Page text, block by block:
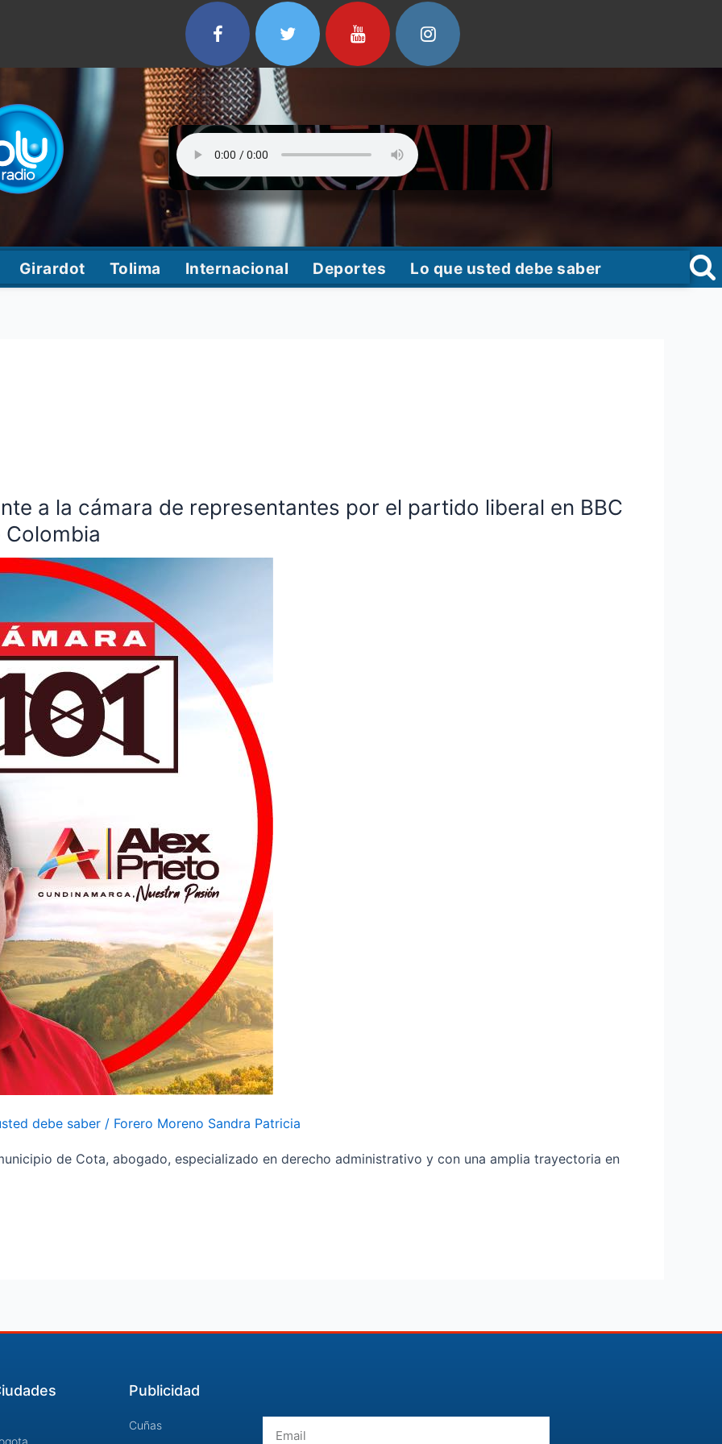
Girardot Tolima Internacional Deportes Lo que usted debe saber
a la cámara de representantes por el partido liberal en BBC
Colombia
debe saber / Forero Moreno Sandra Patricia
de Cota, abogado, especializado en derecho administrativo y con una amplia trayectoria en
Publicidad
Cuñas